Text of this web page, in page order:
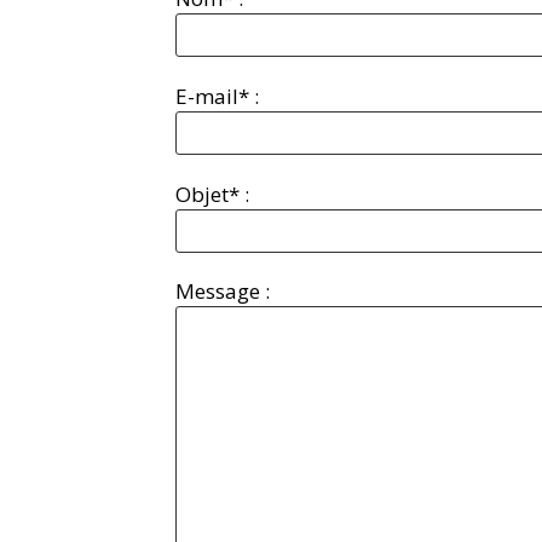
E-mail* :
Objet* :
Message :